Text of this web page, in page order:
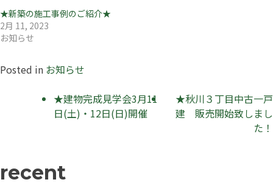
★新築の施工事例のご紹介★
2月 11, 2023
お知らせ
Posted in お知らせ
投
稿
ビ
★建物完成見学会3月11
日(土)・12日(日)開催
★秋川３丁目中古一戸
建 販売開始致しまし
た！